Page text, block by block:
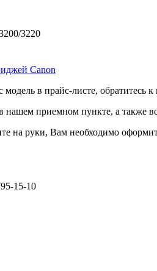
3220
Canon
в прайс-листе, обратитесь
нашем приемном пункте, а также
на руки, Вам необходимо
15-10